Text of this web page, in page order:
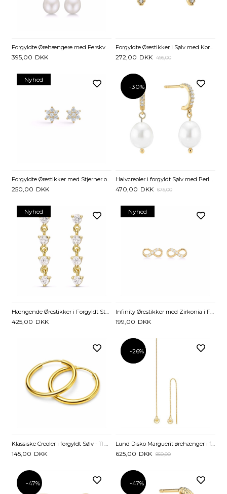
Forgyldte Ørehængere med Ferskvandsperler og Zirkonia
395,00 DKK
Forgyldte Ørestikker i Sølv med Kors og Zirkoniasten
272,00 DKK 495,00
Nyhed
Forgyldte Ørestikker med Stjerner og Zirkonia – Seville Jewelry
250,00 DKK
-30%
-30%
Halvcreoler i forgyldt Sølv med Perler og Zirkoniasten
470,00 DKK 675,00
Nyhed
Hængende Ørestikker i Forgyldt Sterling Sølv med Zirkonia
425,00 DKK
Nyhed
199,00 DKK
Klassiske Creoler i forgyldt Sølv - 11 mm
145,00 DKK
-26%
-26%
Lund Disko Marguerit ørehænger i forgyldt Sølv - 7,5 mm
625,00 DKK 850,00
-47% -47%
-47%